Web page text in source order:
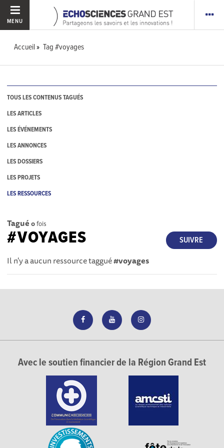
MENU
Accueil Tag #voyages
TOUS LES CONTENUS TAGUÉS
LES ARTICLES
LES ÉVÉNEMENTS
LES ANNONCES
LES DOSSIERS
LES PROJETS
LES RESSOURCES
Tagué 0fois
SUIVRE
#VOYAGES
Il n'y a aucun ressource taggué#voyages
Avec le soutien financier de la Région Grand Est